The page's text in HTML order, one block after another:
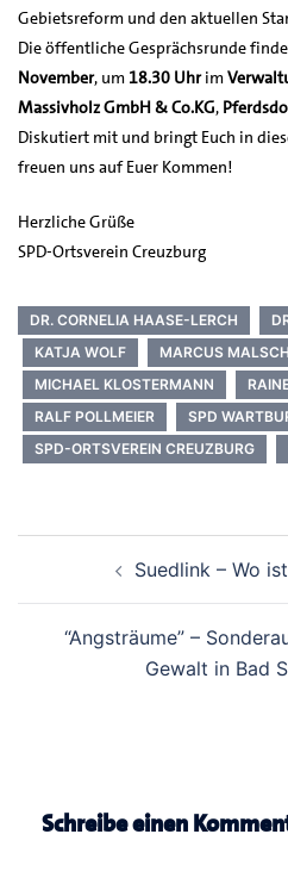
Gebietsreform und den aktuellen
Die öffentliche Gesprächsrunde
November, um 18.30 Uhrim
Massivholz GmbH & Co.KG,
Diskutiert mit und bringt Euch in
freuen uns auf Euer Kommen!
Herzliche Grüße
SPD-Ortsverein Creuzburg
DR. CORNELIA HAASE-LERCH
KATJA WOLF
MARCUS MALSCH
MICHAEL KLOSTERMANN
RALF POLLMEIER
SPD
SPD-ORTSVEREIN CREUZBURG
NavigationSuedlink – Wo
“Angsträume” –
Gewalt in Bad
Schreibe einen